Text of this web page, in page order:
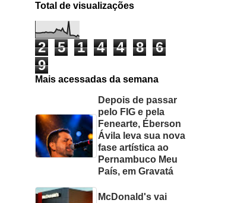
Total de visualizações
2 5 1 4 4 8
6
9
Mais acessadas da semana
Depois de passar
pelo FIG e pela
Fenearte, Éberson
Ávila leva sua nova
fase artística ao
Pernambuco Meu
País, em Gravatá
McDonald's vai